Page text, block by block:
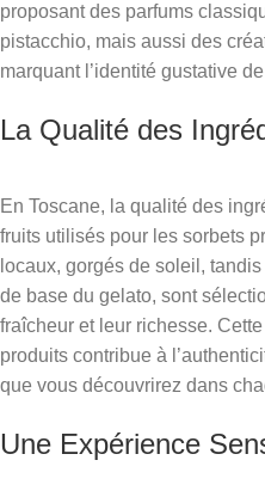
proposant des parfums
pistacchio, mais aussi des
marquant l’identité gustative
La Qualité des
En Toscane, la qualité des
fruits utilisés pour les sorbets
locaux, gorgés de soleil,
de base du gelato, sont
fraîcheur et leur richesse.
produits contribue à
que vous découvrirez dans
Une Expérience